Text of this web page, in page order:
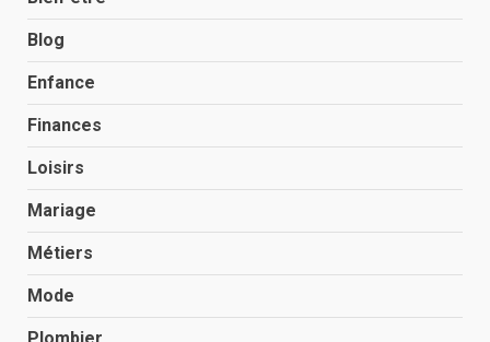
Blog
Enfance
Finances
Loisirs
Mariage
Métiers
Mode